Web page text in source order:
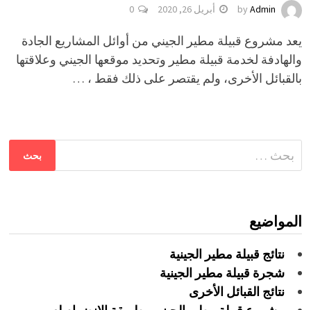
byAdmin أبريل 26, 2020 0
يعد مشروع قبيلة مطير الجيني من أوائل المشاريع الجادة
والهادفة لخدمة قبيلة مطير وتحديد موقعها الجيني وعلاقتها
بالقبائل الأخرى، ولم يقتصر على ذلك فقط ، …
عن:
المواضيع
نتائج قبيلة مطير الجينية
شجرة قبيلة مطير الجينية
نتائج القبائل الأخرى